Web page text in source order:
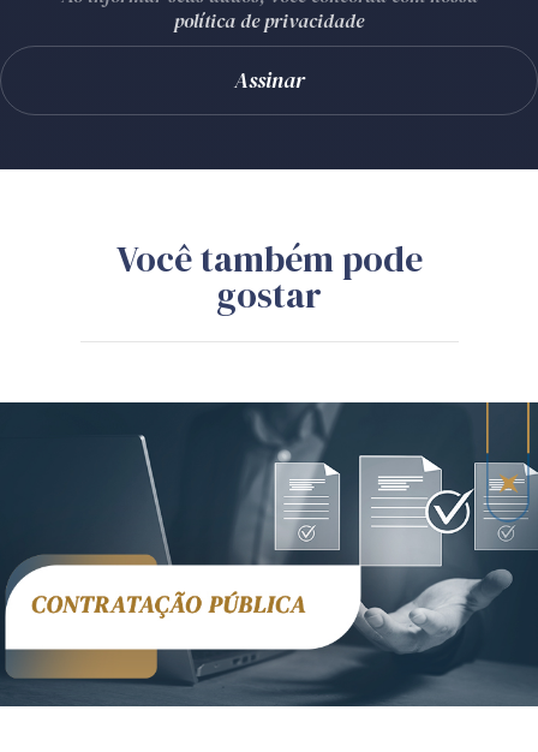
política de privacidade
Você também pode
gostar